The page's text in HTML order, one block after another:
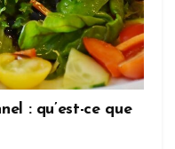
: qu’est-ce que